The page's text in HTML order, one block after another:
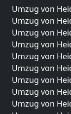
Umzug von
Umzug von
Umzug von
Umzug von
Umzug von
Umzug von
Umzug von
Umzug von
Umzug von